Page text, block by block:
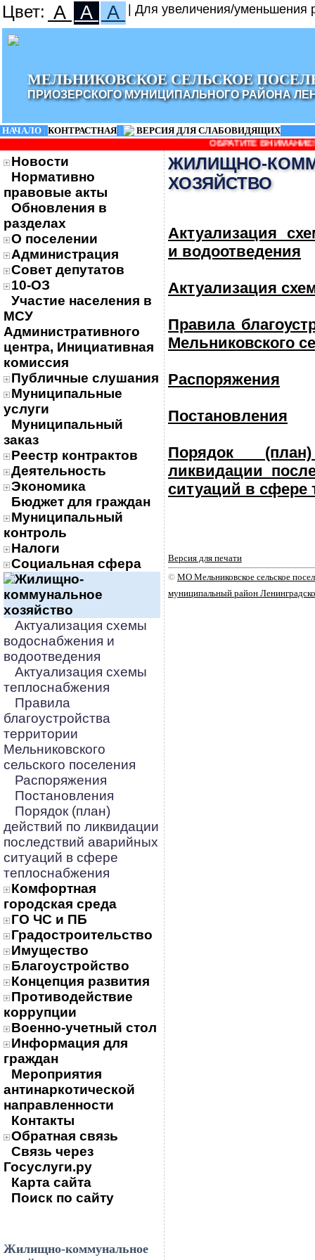
Цвет: A A A | Для увеличения/
МЕЛЬНИКОВСКОЕ СЕЛЬСКОЕ
ПРИОЗЕРСКОГО МУНИЦИПАЛЬНОГО РАЙОНА
НАЧАЛО | КОНТРАСТНАЯ |
ВЕРСИЯ ДЛЯ СЛАБОВИДЯЩИХ
ОБРАТИТЕ ВНИМАНИЕ!
Новости
Нормативно
правовые акты
Обновления в
разделах
О поселении
Администрация
Совет депутатов
10-ОЗ
Участие населения в
МСУ
Административного
центра, Инициативная
комиссия
Публичные слушания
Муниципальные
услуги
Муниципальный
заказ
Реестр контрактов
Деятельность
Экономика
Бюджет для граждан
Муниципальный
контроль
Налоги
Социальная сфера
Жилищно-
коммунальное
хозяйство
Актуализация схемы
водоснабжения и
водоотведения
Актуализация схемы
теплоснабжения
Правила
благоустройства
территории
Мельниковского
сельского поселения
Распоряжения
Постановления
Порядок (план)
действий по ликвидации
последствий аварийных
ситуаций в сфере
теплоснабжения
Комфортная
городская среда
ГО ЧС и ПБ
Градостроительство
Имущество
Благоустройство
Концепция развития
Противодействие
коррупции
Военно-учетный стол
Информация для
граждан
Мероприятия
антинаркотической
направленности
Контакты
Обратная связь
Связь через
Госуслуги.ру
Карта сайта
Поиск по сайту
Жилищно-коммунальное
ЖИЛИЩНО-
ХОЗЯЙСТВО
Актуализация
и водоотведения
Актуализация
Правила
Мельниковского
Распоряжения
Постановления
Порядок
ликвидации
ситуаций в сфере
Версия для печати
© МО Мельниковское сельское
муниципальный район